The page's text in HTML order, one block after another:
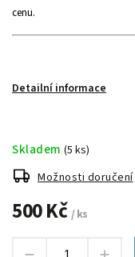
cenu.
Detailní informace
500 Kč / ks
Skladem (5 ks)
Možnosti doručení